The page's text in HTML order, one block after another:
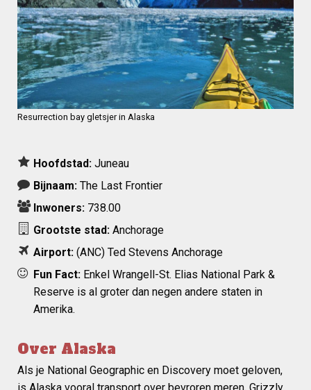
Resurrection bay gletsjer in Alaska
Hoofdstad: Juneau
Bijnaam: The Last Frontier
Inwoners: 738.00
Grootste stad: Anchorage
Airport: (ANC) Ted Stevens Anchorage
Fun Fact: Enkel Wrangell-St. Elias National Park &
Reserve is al groter dan negen andere staten in
Amerika.
Over Alaska
Als je National Geographic en Discovery moet geloven,